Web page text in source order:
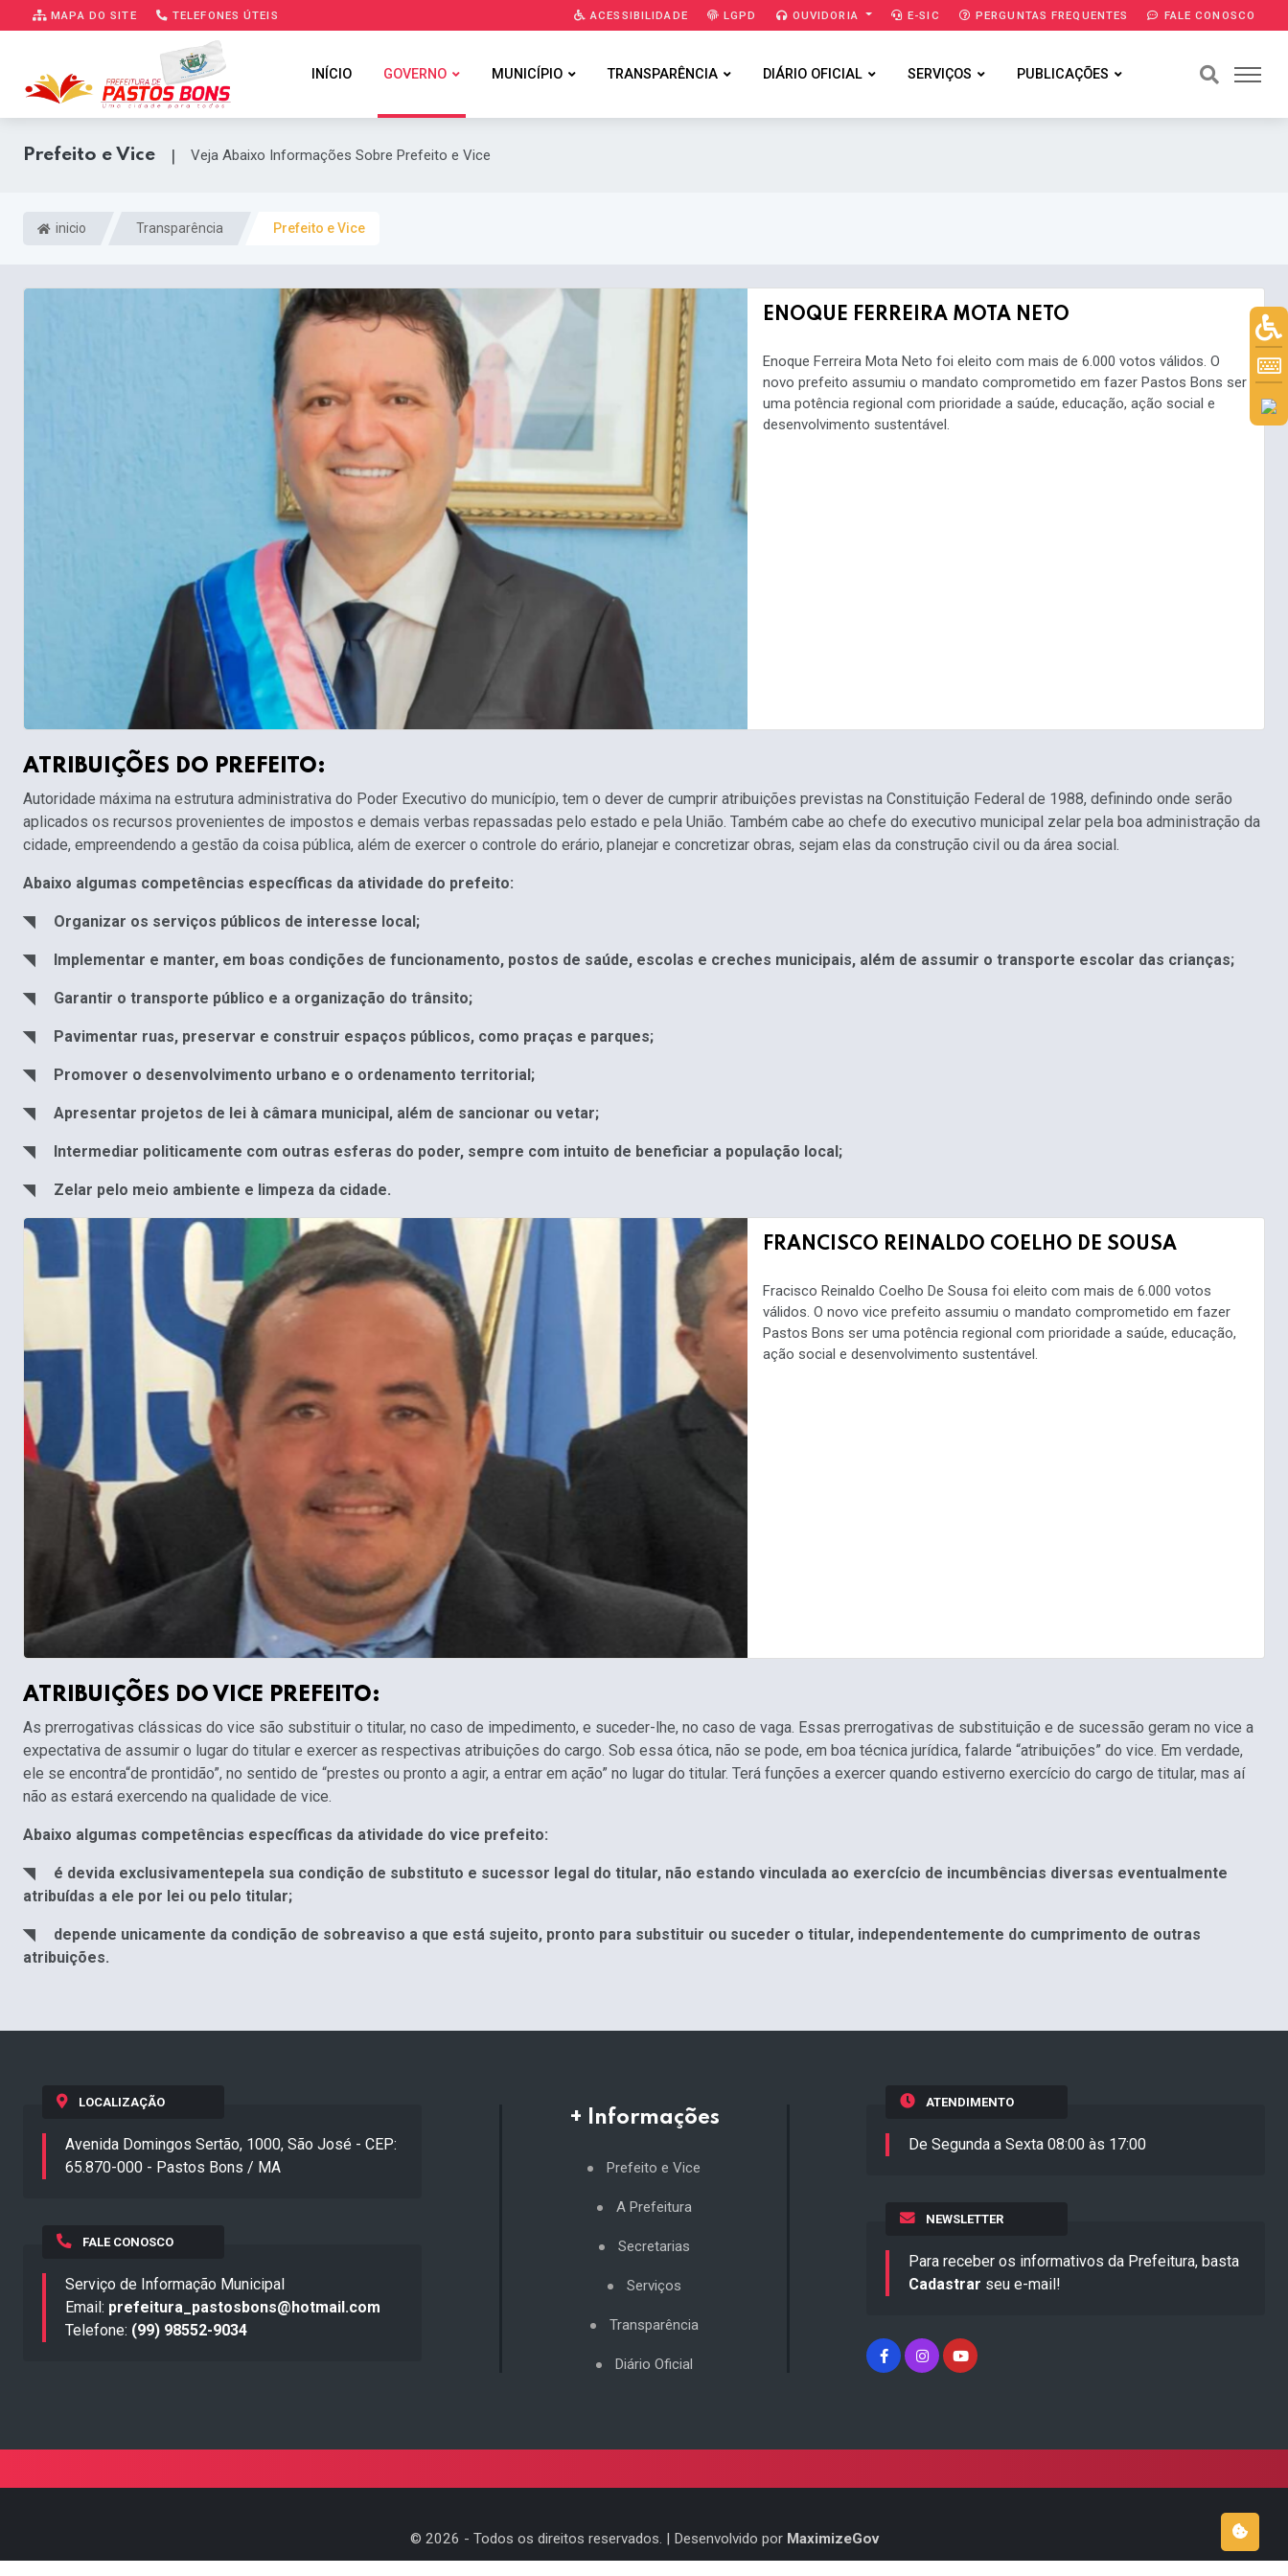
MAPA DO SITE TELEFONES ÚTEIS ACESSIBILIDADE LGPD OUVIDORIA E-SIC PERGUNTAS FREQUENTES FALE CONOSCO
INÍCIO GOVERNO MUNICÍPIO TRANSPARÊNCIA DIÁRIO OFICIAL SERVIÇOS PUBLICAÇÕES
Prefeito e Vice | Veja Abaixo Informações Sobre Prefeito e Vice
inicio Transparência Prefeito e Vice
ENOQUE FERREIRA MOTA NETO
Enoque Ferreira Mota Neto foi eleito com mais de 6.000 votos válidos. O
novo prefeito assumiu o mandato comprometido em fazer Pastos Bons ser
uma potência regional com prioridade a saúde, educação, ação social e
desenvolvimento sustentável.
ATRIBUIÇÕES DO PREFEITO:
Autoridade máxima na estrutura administrativa do Poder Executivo do município, tem o dever de cumprir atribuições previstas na Constituição Federal de 1988, definindo onde serão
aplicados os recursos provenientes de impostos e demais verbas repassadas pelo estado e pela União. Também cabe ao chefe do executivo municipal zelar pela boa administração da
cidade, empreendendo a gestão da coisa pública, além de exercer o controle do erário, planejar e concretizar obras, sejam elas da construção civil ou da área social.
Abaixo algumas competências específicas da atividade do prefeito:
◥ Organizar os serviços públicos de interesse local;
◥ Implementar e manter, em boas condições de funcionamento, postos de saúde, escolas e creches municipais, além de assumir o transporte escolar das crianças;
◥ Garantir o transporte público e a organização do trânsito;
◥ Pavimentar ruas, preservar e construir espaços públicos, como praças e parques;
◥ Promover o desenvolvimento urbano e o ordenamento territorial;
◥ Apresentar projetos de lei à câmara municipal, além de sancionar ou vetar;
◥ Intermediar politicamente com outras esferas do poder, sempre com intuito de beneficiar a população local;
◥ Zelar pelo meio ambiente e limpeza da cidade.
FRANCISCO REINALDO COELHO DE SOUSA
Fracisco Reinaldo Coelho De Sousa foi eleito com mais de 6.000 votos
válidos. O novo vice prefeito assumiu o mandato comprometido em fazer
Pastos Bons ser uma potência regional com prioridade a saúde, educação,
ação social e desenvolvimento sustentável.
ATRIBUIÇÕES DO VICE PREFEITO:
As prerrogativas clássicas do vice são substituir o titular, no caso de impedimento, e suceder-lhe, no caso de vaga. Essas prerrogativas de substituição e de sucessão geram no vice a
expectativa de assumir o lugar do titular e exercer as respectivas atribuições do cargo. Sob essa ótica, não se pode, em boa técnica jurídica, falarde “atribuições” do vice. Em verdade,
ele se encontra“de prontidão”, no sentido de “prestes ou pronto a agir, a entrar em ação” no lugar do titular. Terá funções a exercer quando estiverno exercício do cargo de titular, mas aí
não as estará exercendo na qualidade de vice.
Abaixo algumas competências específicas da atividade do vice prefeito:
◥ é devida exclusivamentepela sua condição de substituto e sucessor legal do titular, não estando vinculada ao exercício de incumbências diversas eventualmente
atribuídas a ele por lei ou pelo titular;
◥ depende unicamente da condição de sobreaviso a que está sujeito, pronto para substituir ou suceder o titular, independentemente do cumprimento de outras
atribuições.
LOCALIZAÇÃO
Avenida Domingos Sertão, 1000, São José - CEP:
65.870-000 - Pastos Bons / MA
FALE CONOSCO
Serviço de Informação Municipal
Email: prefeitura_pastosbons@hotmail.com
Telefone: (99) 98552-9034
+ Informações
Prefeito e Vice
A Prefeitura
Secretarias
Serviços
Transparência
Diário Oficial
ATENDIMENTO
De Segunda a Sexta 08:00 às 17:00
NEWSLETTER
Para receber os informativos da Prefeitura, basta
Cadastrar seu e-mail!
© 2026 - Todos os direitos reservados. | Desenvolvido por MaximizeGov